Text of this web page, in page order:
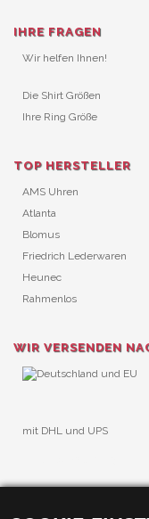
IHRE FRAGEN
Wir helfen Ihnen!
Die Shirt Größen
Ihre Ring Größe
TOP HERSTELLER
AMS Uhren
Atlanta
Blomus
Friedrich Lederwaren
Heunec
Rahmenlos
WIR VERSENDEN
mit DHL und UPS